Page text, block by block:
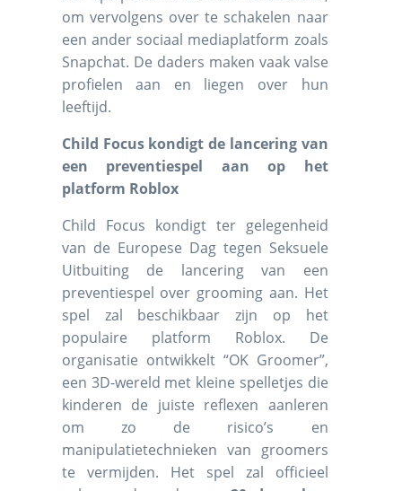
om vervolgens over te schakelen naar
een ander sociaal mediaplatform zoals
Snapchat. De daders maken vaak valse
profielen aan en liegen over hun
leeftijd.
Child Focus kondigt de lancering van
een preventiespel aan op het
platform Roblox
Child Focus kondigt ter gelegenheid
van de Europese Dag tegen Seksuele
Uitbuiting de lancering van een
preventiespel over grooming aan. Het
spel zal beschikbaar zijn op het
populaire platform Roblox. De
organisatie ontwikkelt “OK Groomer”,
een 3D-wereld met kleine spelletjes die
kinderen de juiste reflexen aanleren
om zo de risico’s en
manipulatietechnieken van groomers
te vermijden. Het spel zal officieel